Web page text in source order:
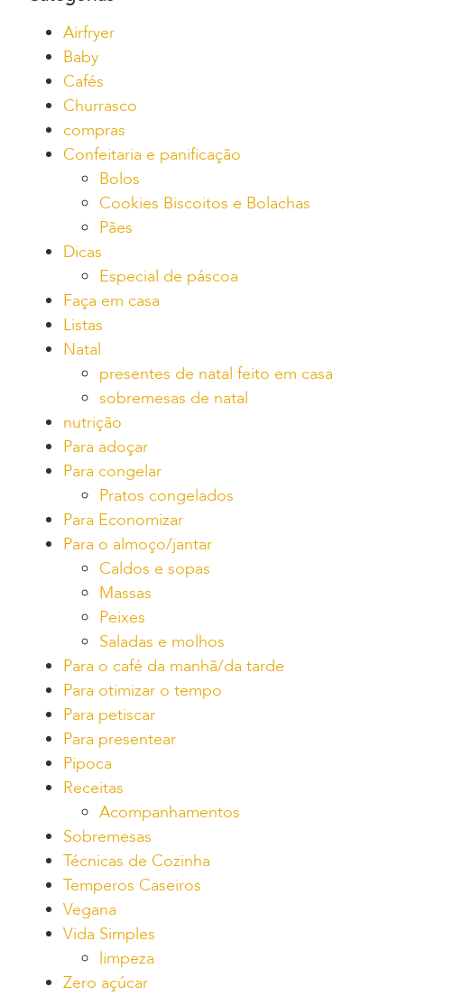
Airfryer
Baby
Cafés
Churrasco
compras
Confeitaria e panificação
Bolos
Cookies Biscoitos e Bolachas
Pães
Dicas
Especial de páscoa
Faça em casa
Listas
Natal
presentes de natal feito em casa
sobremesas de natal
nutrição
Para adoçar
Para congelar
Pratos congelados
Para Economizar
Para o almoço/jantar
Caldos e sopas
Massas
Peixes
Saladas e molhos
Para o café da manhã/da tarde
Para otimizar o tempo
Para petiscar
Para presentear
Pipoca
Receitas
Acompanhamentos
Sobremesas
Técnicas de Cozinha
Temperos Caseiros
Vegana
Vida Simples
limpeza
Zero açúcar